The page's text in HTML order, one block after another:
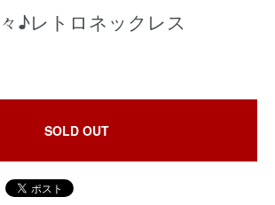
♪レトロネックレス
SOLD OUT